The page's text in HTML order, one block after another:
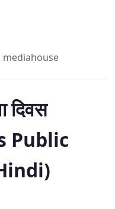
mediahouse
दिवस
Public